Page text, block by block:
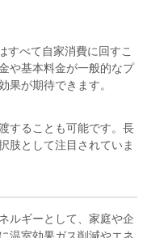
すべて自家消費に回すこ
や基本料金が一般的なプ
果が期待できます。
することも可能です。長
肢として注目されていま
ルギーとして、家庭や企
温室効果ガス削減やエネ